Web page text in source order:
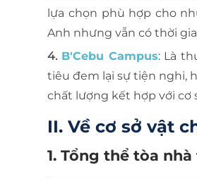
lựa chọn phù hợp cho
Anh nhưng vẫn có thời
4. B'Cebu Campus: Là
tiêu đem lại sự tiện nghi,
chất lượng kết hợp với cơ
II. Về cơ sở vật
1. Tổng thể tòa nhà